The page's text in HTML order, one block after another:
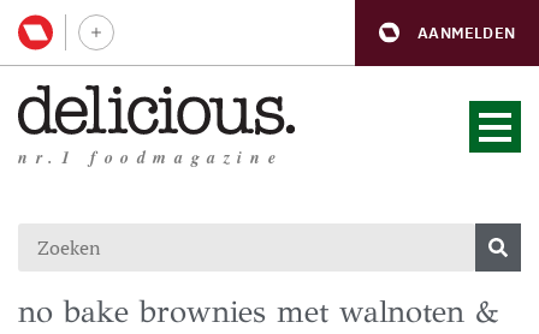
AANMELDEN
nr.1 foodmagazine
no bake brownies met walnoten &